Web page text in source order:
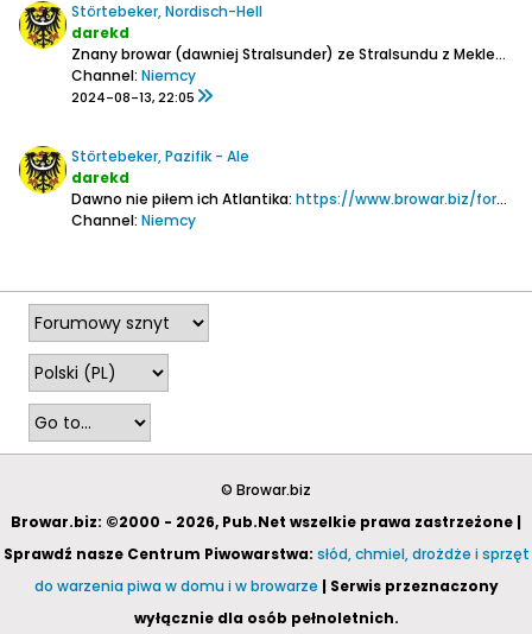
Störtebeker, Nordisch-Hell
darekd
Znany browar (dawniej Stralsunder) ze Stralsundu z Meklemburgii-Pomorza Przedniego
Channel: Niemcy
2024-08-13, 22:05
Störtebeker, Pazifik - Ale
darekd
Dawno nie piłem ich Atlantika: https://www.browar.biz/forum/piwo/pi...ntik-ale/page2
Channel: Niemcy
© Browar.biz
Browar.biz: ©2000 - 2026, Pub.Net wszelkie prawa zastrzeżone |
Sprawdź nasze Centrum Piwowarstwa: słód, chmiel, drożdże i sprzęt
do warzenia piwa w domu i w browarze | Serwis przeznaczony
wyłącznie dla osób pełnoletnich.